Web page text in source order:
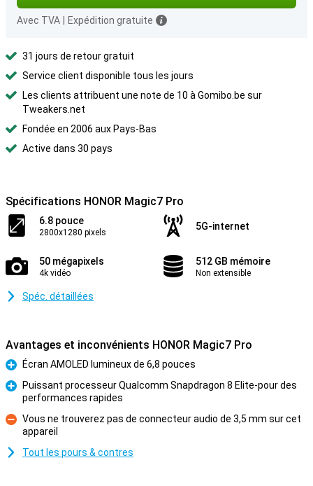
Avec TVA Expédition gratuite
31 jours de retour gratuit
Service client disponible tous les jours
Les clients attribuent une note de 10 à Gomibo.be sur
Tweakers.net
Fondée en 2006 aux Pays-Bas
Active dans 30 pays
Spécifications HONOR Magic7 Pro
6.8 pouce
2800x1280 pixels
5G-internet
50 mégapixels
4k vidéo
512 GB mémoire
Non extensible
Spéc. détaillées
Avantages et inconvénients HONOR Magic7 Pro
Pour
Écran AMOLED lumineux de 6,8 pouces
Pour
Puissant processeur Qualcomm Snapdragon 8 Elite-pour des
performances rapides
Contre
Vous ne trouverez pas de connecteur audio de 3,5 mm sur cet
appareil
Tout les pours & contres